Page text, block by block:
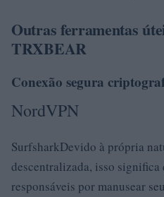
Outras ferramentas
TRXBEAR
Conexão segura
NordVPN
SurfsharkDevido à própria
descentralizada, isso significa
responsáveis ​​por manusear